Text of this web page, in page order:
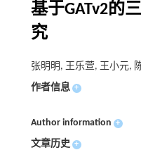
基于GATv2的
究
张明明, 王乐萱, 王小元,
作者信息 +
Author information +
文章历史 +